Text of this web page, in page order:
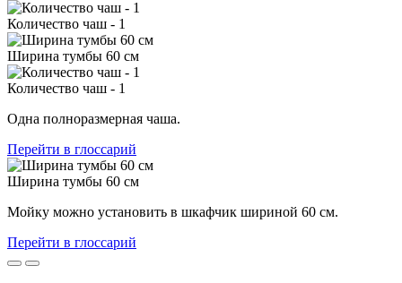
Количество чаш - 1
Ширина тумбы 60 см
Количество чаш - 1
Одна полноразмерная чаша.
Перейти в глоссарий
Ширина тумбы 60 см
Мойку можно установить в шкафчик шириной 60 см.
Перейти в глоссарий